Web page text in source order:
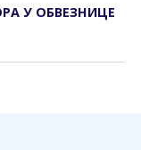
У ОБВЕЗНИЦЕ